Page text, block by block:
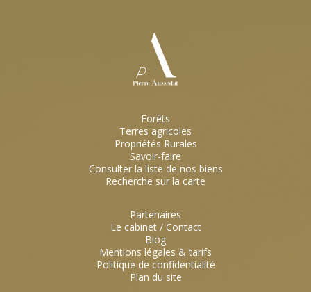
Forêts
Terres agricoles
Propriétés Rurales
Savoir-faire
Consulter la liste de nos biens
Recherche sur la carte
Partenaires
Le cabinet / Contact
Blog
Mentions légales & tarifs
Politique de confidentialité
Plan du site